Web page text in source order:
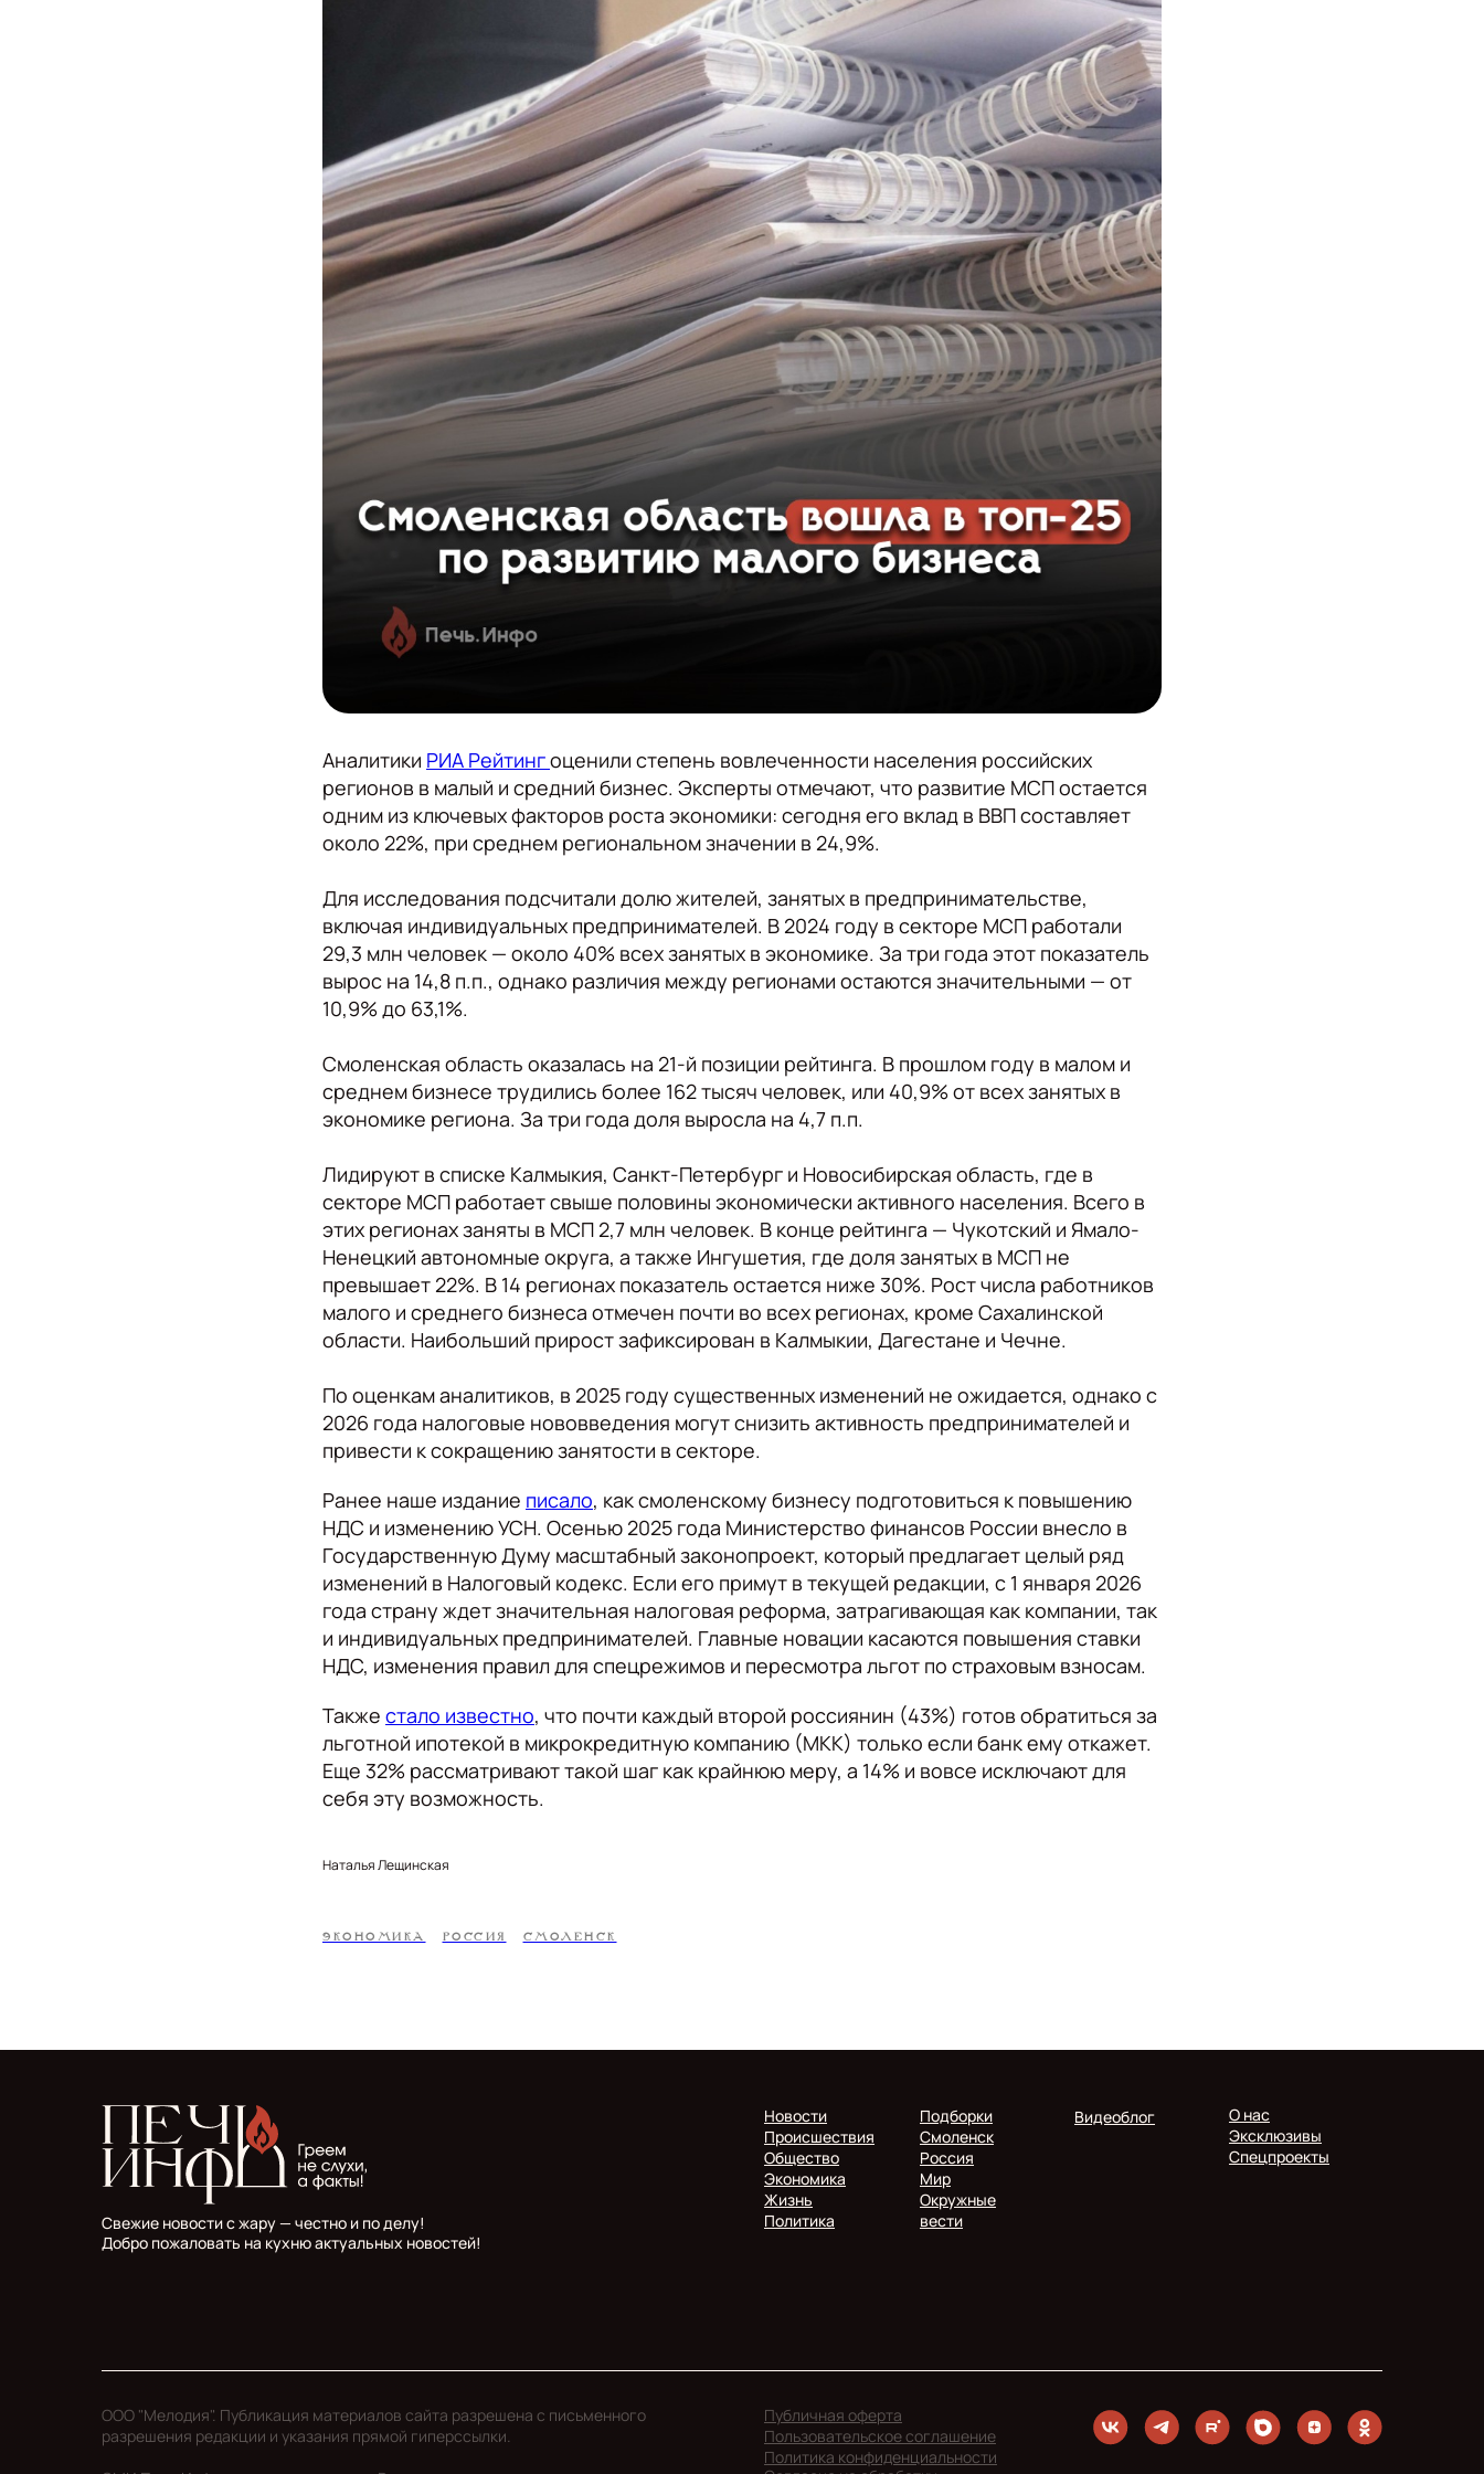
Аналитики РИА Рейтингоценили степень вовлеченности населения российских
регионов в малый и средний бизнес. Эксперты отмечают, что развитие МСП остается
одним из ключевых факторов роста экономики: сегодня его вклад в ВВП составляет
около 22%, при среднем региональном значении в 24,9%.
Для исследования подсчитали долю жителей, занятых в предпринимательстве,
включая индивидуальных предпринимателей. В 2024 году в секторе МСП работали
29,3 млн человек — около 40% всех занятых в экономике. За три года этот показатель
вырос на 14,8 п.п., однако различия между регионами остаются значительными — от
10,9% до 63,1%.
Смоленская область оказалась на 21-й позиции рейтинга. В прошлом году в малом и
среднем бизнесе трудились более 162 тысяч человек, или 40,9% от всех занятых в
экономике региона. За три года доля выросла на 4,7 п.п.
Лидируют в списке Калмыкия, Санкт-Петербург и Новосибирская область, где в
секторе МСП работает свыше половины экономически активного населения. Всего в
этих регионах заняты в МСП 2,7 млн человек. В конце рейтинга — Чукотский и Ямало-
Ненецкий автономные округа, а также Ингушетия, где доля занятых в МСП не
превышает 22%. В 14 регионах показатель остается ниже 30%. Рост числа работников
малого и среднего бизнеса отмечен почти во всех регионах, кроме Сахалинской
области. Наибольший прирост зафиксирован в Калмыкии, Дагестане и Чечне.
По оценкам аналитиков, в 2025 году существенных изменений не ожидается, однако с
2026 года налоговые нововведения могут снизить активность предпринимателей и
привести к сокращению занятости в секторе.
Ранее наше издание писало, как смоленскому бизнесу подготовиться к повышению
НДС и изменению УСН. Осенью 2025 года Министерство финансов России внесло в
Государственную Думу масштабный законопроект, который предлагает целый ряд
изменений в Налоговый кодекс. Если его примут в текущей редакции, с 1 января 2026
года страну ждет значительная налоговая реформа, затрагивающая как компании, так
и индивидуальных предпринимателей. Главные новации касаются повышения ставки
НДС, изменения правил для спецрежимов и пересмотра льгот по страховым взносам.
Также стало известно, что почти каждый второй россиянин (43%) готов обратиться за
льготной ипотекой в микрокредитную компанию (МКК) только если банк ему откажет.
Еще 32% рассматривают такой шаг как крайнюю меру, а 14% и вовсе исключают для
себя эту возможность.
Наталья Лещинская
ЭКОНОМИКА РОССИЯ СМОЛЕНСК
Свежие новости с жару — честно и по делу!
Добро пожаловать на кухню актуальных новостей!
Новости
Происшествия
Общество
Экономика
Жизнь
Политика
Подборки
Смоленск
Россия
Мир
Окружные
вести
Видеоблог
О нас
Эксклюзивы
Спецпроекты
ООО "Мелодия". Публикация материалов сайта разрешена с письменного
разрешения редакции и указания прямой гиперссылки.
Публичная оферта
Пользовательское соглашение
Политика конфиденциальности